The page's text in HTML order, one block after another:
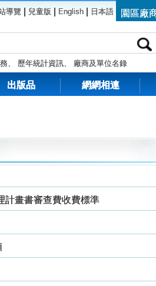
導覽 兒童版 English 日本語 園區廠
、 歷年統計資訊、 廠商及單位名錄
出版品 網網相連
計畫書審查費收費標準